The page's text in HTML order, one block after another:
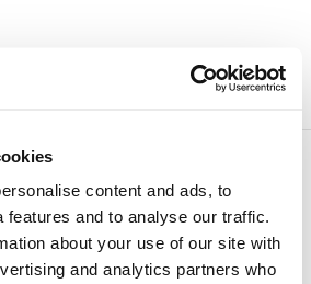
content and ads, to
features and to analyse our traffic.
about your use of our site with
and analytics partners who